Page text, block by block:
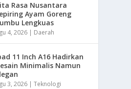
Rasa Nusantara
Ayam Goreng
Lengkuas
4, 2026 | Daerah
11 Inch A16 Hadirkan
Minimalis Namun
3, 2026 |Teknologi